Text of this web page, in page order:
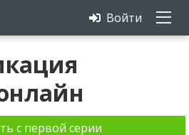
Войти
с первой серии